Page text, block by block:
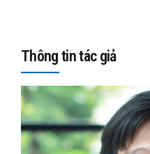
Thông tin tác giả